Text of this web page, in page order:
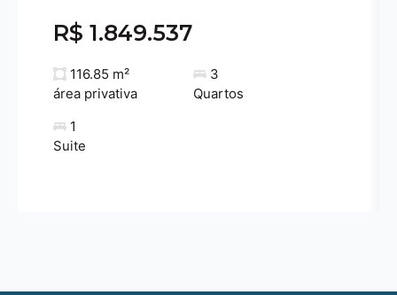
R$ 1.849.537
116.85 m²
área privativa
3
Quartos
1
Suite